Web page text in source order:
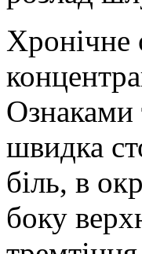
Хронічне
Ознаками
швидка
біль, в
боку